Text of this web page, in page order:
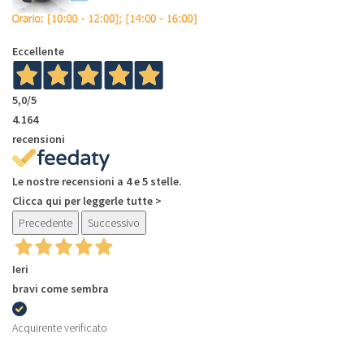
Eccellente
5,0/5
4.164
recensioni
Le nostre recensioni a 4 e 5 stelle.
Clicca qui per leggerle tutte >
Precedente
Successivo
Ieri
bravi come sembra
Acquirente verificato